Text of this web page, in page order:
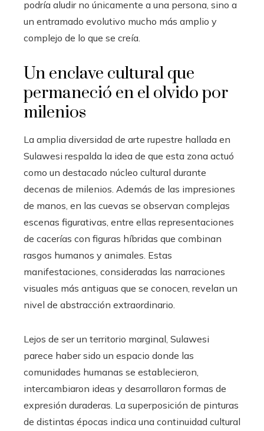
podría aludir no únicamente a una persona, sino a
un entramado evolutivo mucho más amplio y
complejo de lo que se creía.
Un enclave cultural que
permaneció en el olvido por
milenios
La amplia diversidad de arte rupestre hallada en
Sulawesi respalda la idea de que esta zona actuó
como un destacado núcleo cultural durante
decenas de milenios. Además de las impresiones
de manos, en las cuevas se observan complejas
escenas figurativas, entre ellas representaciones
de cacerías con figuras híbridas que combinan
rasgos humanos y animales. Estas
manifestaciones, consideradas las narraciones
visuales más antiguas que se conocen, revelan un
nivel de abstracción extraordinario.
Lejos de ser un territorio marginal, Sulawesi
parece haber sido un espacio donde las
comunidades humanas se establecieron,
intercambiaron ideas y desarrollaron formas de
expresión duraderas. La superposición de pinturas
de distintas épocas indica una continuidad cultural